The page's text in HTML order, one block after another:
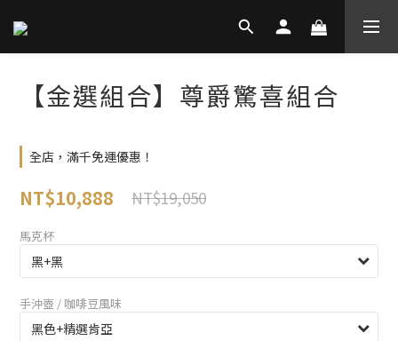
【金選組合】尊爵驚喜組合
全店，滿千免運優惠！
NT$10,888 NT$19,050
馬克杯
手沖壺 / 咖啡豆風味